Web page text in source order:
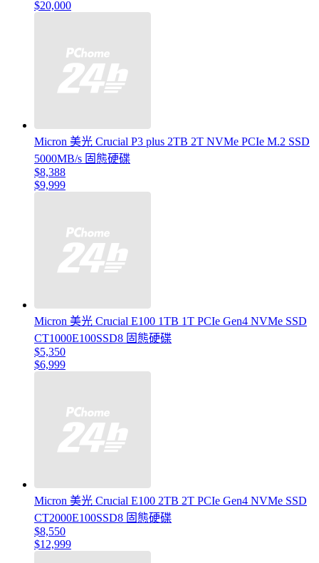
$20,000
Micron 美光 Crucial P3 plus 2TB 2T NVMe PCIe M.2 SSD
5000MB/s 固態硬碟
$8,388
$9,999
Micron 美光 Crucial E100 1TB 1T PCIe Gen4 NVMe SSD
CT1000E100SSD8 固態硬碟
$5,350
$6,999
Micron 美光 Crucial E100 2TB 2T PCIe Gen4 NVMe SSD
CT2000E100SSD8 固態硬碟
$8,550
$12,999